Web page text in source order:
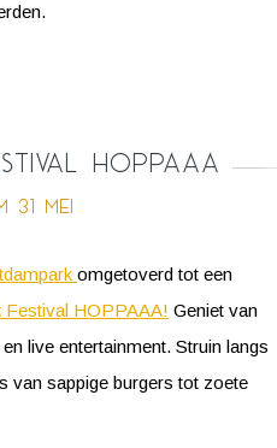
Hoppaaa
31 mei
omgetoverd tot een
Festival HOPPAAA! Geniet van
live entertainment. Struin langs
van sappige burgers tot zoete